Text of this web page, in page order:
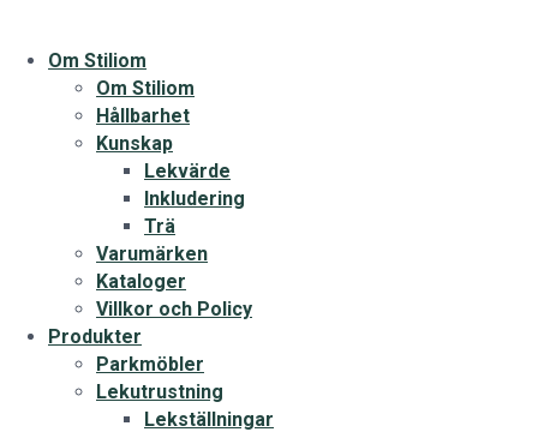
Om Stiliom
Om Stiliom
Hållbarhet
Kunskap
Lekvärde
Inkludering
Trä
Varumärken
Kataloger
Villkor och Policy
Produkter
Parkmöbler
Lekutrustning
Lekställningar